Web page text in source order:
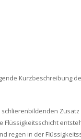
Kurzbeschreibung
regen in der